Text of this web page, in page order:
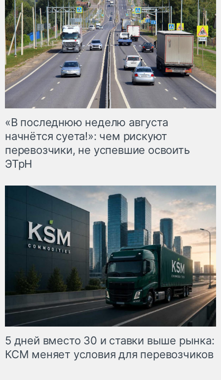
«В последнюю неделю августа
начнётся суета!»: чем рискуют
перевозчики, не успевшие освоить
ЭТрН
5 дней вместо 30 и ставки выше рынка:
КСМ меняет условия для перевозчиков